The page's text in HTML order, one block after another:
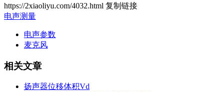
https://2xiaoliyu.com/4032.html 复制链接
电声测量
电声参数
麦克风
相关文章
扬声器位移体积Vd